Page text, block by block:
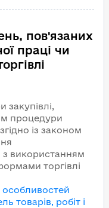
пов'язаних
праці чи
закупівлі,
процедури
із законом
з використанням
торгівлі
товарів, робіт і